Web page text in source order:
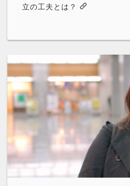
立の工夫とは？